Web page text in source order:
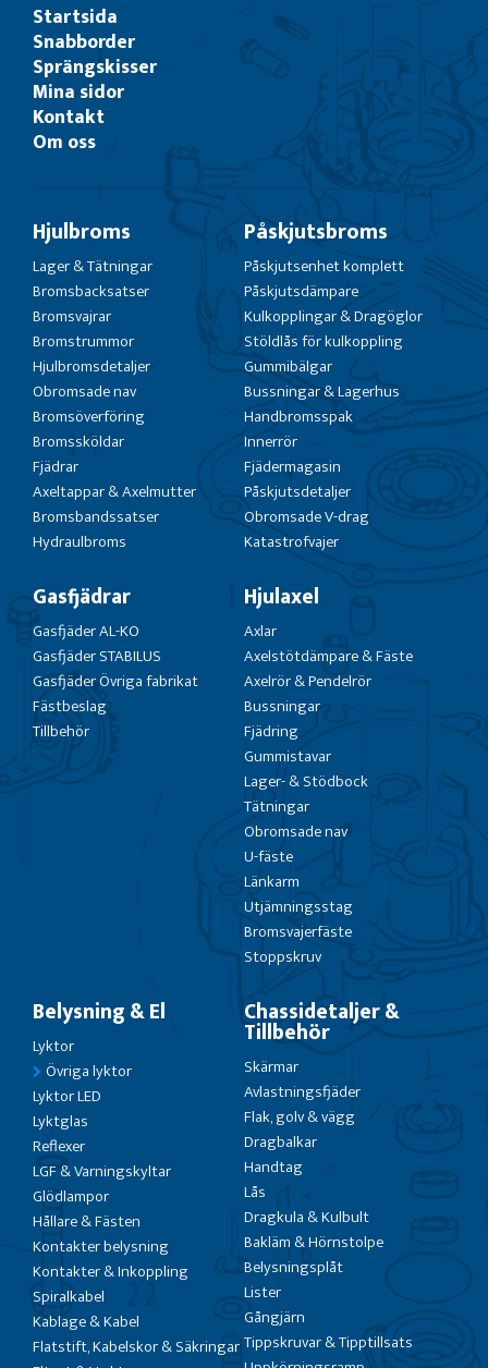
Startsida
Snabborder
Sprängskisser
Mina sidor
Kontakt
Om oss
Hjulbroms
Lager & Tätningar
Bromsbacksatser
Bromsvajrar
Bromstrummor
Hjulbromsdetaljer
Obromsade nav
Bromsöverföring
Bromssköldar
Fjädrar
Axeltappar & Axelmutter
Bromsbandssatser
Hydraulbroms
Påskjutsbroms
Påskjutsenhet komplett
Påskjutsdämpare
Kulkopplingar & Dragöglor
Stöldlås för kulkoppling
Gummibälgar
Bussningar & Lagerhus
Handbromsspak
Innerrör
Fjädermagasin
Påskjutsdetaljer
Obromsade V-drag
Katastrofvajer
Gasfjädrar
Gasfjäder AL-KO
Gasfjäder STABILUS
Gasfjäder Övriga fabrikat
Fästbeslag
Tillbehör
Hjulaxel
Axlar
Axelstötdämpare & Fäste
Axelrör & Pendelrör
Bussningar
Fjädring
Gummistavar
Lager- & Stödbock
Tätningar
Obromsade nav
U-fäste
Länkarm
Utjämningsstag
Bromsvajerfäste
Stoppskruv
Belysning & El
Lyktor
Övriga lyktor
Lyktor LED
Lyktglas
Reflexer
LGF & Varningskyltar
Glödlampor
Hållare & Fästen
Kontakter belysning
Kontakter & Inkoppling
Spiralkabel
Kablage & Kabel
Flatstift, Kabelskor & Säkringar
Chassidetaljer &
Tillbehör
Skärmar
Avlastningsfjäder
Flak, golv & vägg
Dragbalkar
Handtag
Lås
Dragkula & Kulbult
Bakläm & Hörnstolpe
Belysningsplåt
Lister
Gångjärn
Tippskruvar & Tipptillsats